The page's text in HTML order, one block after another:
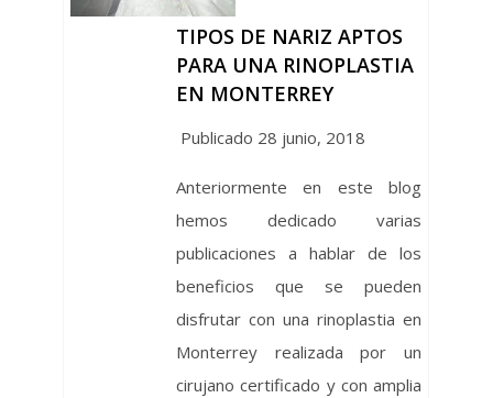
TIPOS DE NARIZ APTOS
PARA UNA RINOPLASTIA
EN MONTERREY
Publicado 28 junio, 2018
Anteriormente en este blog
hemos dedicado varias
publicaciones a hablar de los
beneficios que se pueden
disfrutar con una rinoplastia en
Monterrey realizada por un
cirujano certificado y con amplia